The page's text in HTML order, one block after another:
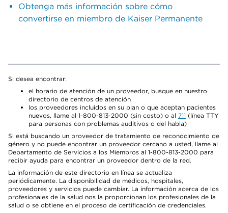
Obtenga más información sobre cómo
convertirse en miembro de Kaiser Permanente
Si desea encontrar:
el horario de atención de un proveedor, busque en nuestro
directorio de centros de atención
los proveedores incluidos en su plan o que aceptan pacientes
nuevos, llame al 1-800-813-2000 (sin costo) o al 711 (línea TTY
para personas con problemas auditivos o del habla)
Si está buscando un proveedor de tratamiento de reconocimiento de
género y no puede encontrar un proveedor cercano a usted, llame al
Departamento de Servicios a los Miembros al 1-800-813-2000 para
recibir ayuda para encontrar un proveedor dentro de la red.
La información de este directorio en línea se actualiza
periódicamente. La disponibilidad de médicos, hospitales,
proveedores y servicios puede cambiar. La información acerca de los
profesionales de la salud nos la proporcionan los profesionales de la
salud o se obtiene en el proceso de certificación de credenciales.